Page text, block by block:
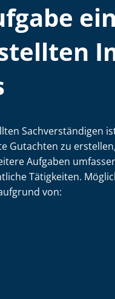
Sach­ver­stän­di­gen
Gutachten zu
Aufgaben
Tätigkeiten.
von: